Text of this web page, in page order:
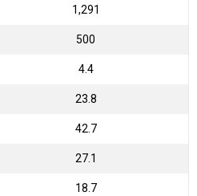
₹1,291
500
4.4
23.8
42.7
27.1
18.7